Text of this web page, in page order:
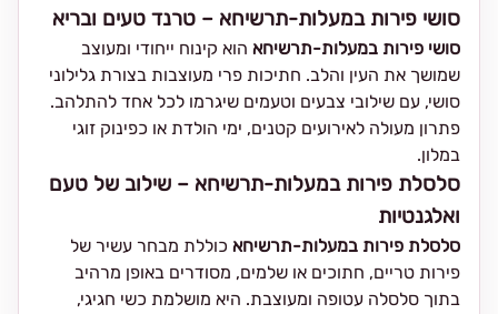
סושי פירות במעלות-תרשיחא – טרנד טעים ובריא
סושי פירות במעלות-תרשיחא הוא קינוח ייחודי ומעוצב
שמושך את העין והלב. חתיכות פרי מעוצבות בצורת גלילוני
סושי, עם שילובי צבעים וטעמים שיגרמו לכל אחד להתלהב.
פתרון מעולה לאירועים קטנים, ימי הולדת או כפינוק זוגי
במלון.
סלסלת פירות במעלות-תרשיחא – שילוב של טעם
ואלגנטיות
סלסלת פירות במעלות-תרשיחא כוללת מבחר עשיר של
פירות טריים, חתוכים או שלמים, מסודרים באופן מרהיב
בתוך סלסלה עטופה ומעוצבת. היא מושלמת כשי חגיגי,